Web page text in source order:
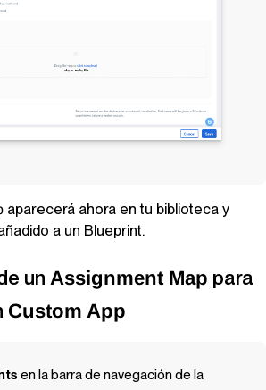
aparecerá ahora en tu biblioteca y
a un Blueprint.
un Assignment Map para
Custom App
en la barra de navegación de la